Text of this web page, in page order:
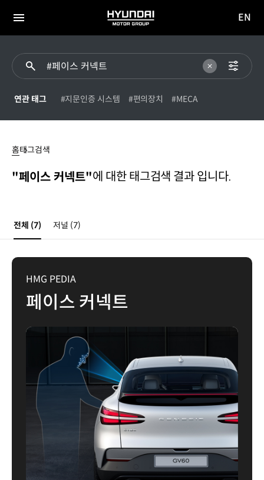
전체
HYUNDAI
MOTOR
이동
EN
연관 태그 #지문인증 시스템 #편의장치 #MECA
홈태그검색
"페이스 커넥트"에 대한 태그검색 결과 입니다.
전체 (7) 저널 (7)
HMG PEDIA
페이스 커넥트